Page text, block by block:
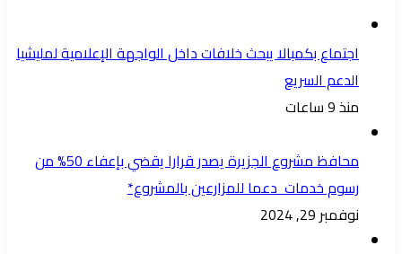
اجتماع بكمبالا يبحث خلافات داخل الواجهة الإعلامية لمليشيا
الدعم السريع
منذ 9 ساعات
محافظ مشروع الجزيرة يصدر قرارا يقضي بإعفاء 50% من
رسوم خدمات دعما للمزارعين بالمشروع*
نوفمبر 29, 2024